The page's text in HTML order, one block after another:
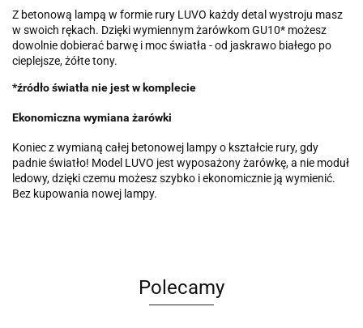
Z betonową lampą w formie rury LUVO każdy detal wystroju masz
w swoich rękach. Dzięki wymiennym żarówkom GU10* możesz
dowolnie dobierać barwę i moc światła - od jaskrawo białego po
cieplejsze, żółte tony.
*źródło światła nie jest w komplecie
Ekonomiczna wymiana żarówki
Koniec z wymianą całej betonowej lampy o kształcie rury, gdy
padnie światło! Model LUVO jest wyposażony żarówkę, a nie moduł
ledowy, dzięki czemu możesz szybko i ekonomicznie ją wymienić.
Bez kupowania nowej lampy.
Polecamy